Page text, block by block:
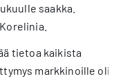
saakka.
tietoa kaikista
markkinoille oli